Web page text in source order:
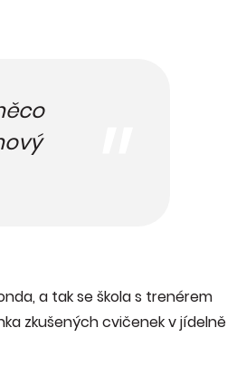
a tak se škola s trenérem
zkušených cvičenek v jídelně